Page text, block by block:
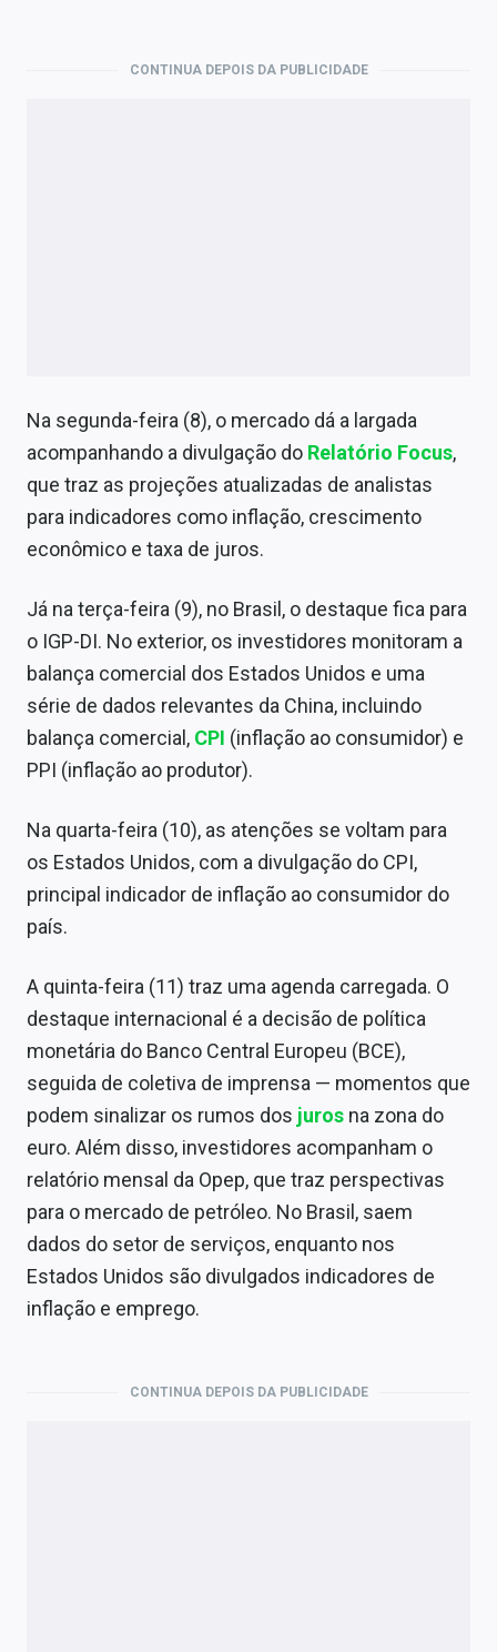
Tecnologia
Conteúdo de Marca
Sobre
Contato
CONTINUA DEPOIS DA PUBLICIDADE
Na segunda-feira (8), o mercado dá a largada
acompanhando a divulgação do Relatório Focus,
que traz as projeções atualizadas de analistas
para indicadores como inflação, crescimento
econômico e taxa de juros.
Já na terça-feira (9), no Brasil, o destaque fica para
o IGP-DI. No exterior, os investidores monitoram a
balança comercial dos Estados Unidos e uma
série de dados relevantes da China, incluindo
balança comercial, CPI (inflação ao consumidor) e
PPI (inflação ao produtor).
Na quarta-feira (10), as atenções se voltam para
os Estados Unidos, com a divulgação do CPI,
principal indicador de inflação ao consumidor do
país.
A quinta-feira (11) traz uma agenda carregada. O
destaque internacional é a decisão de política
monetária do Banco Central Europeu (BCE),
seguida de coletiva de imprensa — momentos que
podem sinalizar os rumos dos juros na zona do
euro. Além disso, investidores acompanham o
relatório mensal da Opep, que traz perspectivas
para o mercado de petróleo. No Brasil, saem
dados do setor de serviços, enquanto nos
Estados Unidos são divulgados indicadores de
inflação e emprego.
CONTINUA DEPOIS DA PUBLICIDADE